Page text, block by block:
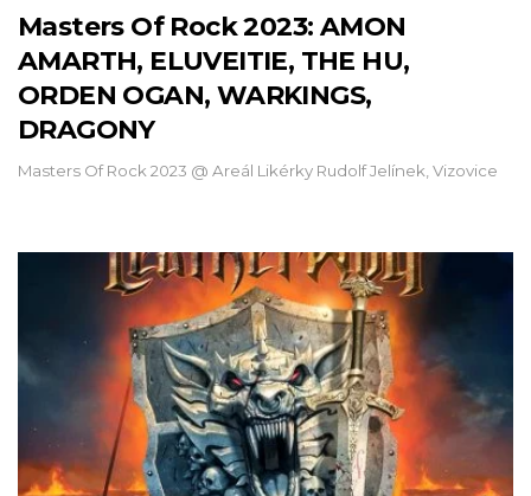
Masters Of Rock 2023: AMON
AMARTH, ELUVEITIE, THE HU,
ORDEN OGAN, WARKINGS,
DRAGONY
Masters Of Rock 2023 @ Areál Likérky Rudolf Jelínek, Vizovice